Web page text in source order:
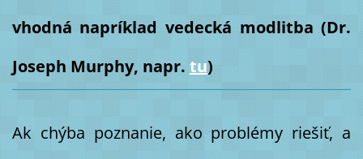
vhodná napríklad vedecká modlitba (Dr.
Joseph Murphy, napr. tu)
Ak chýba poznanie, ako problémy riešiť, a